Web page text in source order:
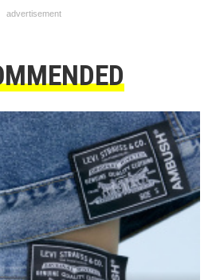
advertisement